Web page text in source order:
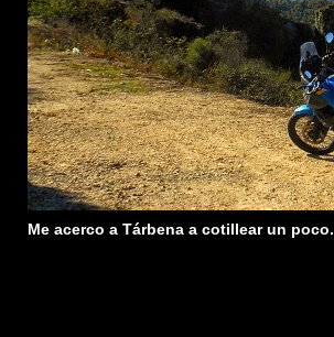
Me acerco a Tárbena a cotillear un poco.